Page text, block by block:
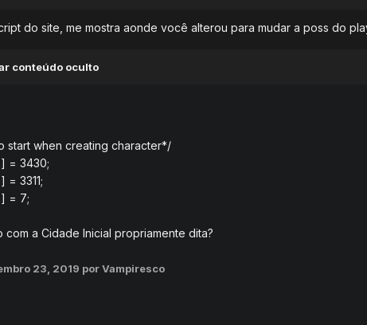
do site, me mostra aonde você alterou para mudar a poss do
conteúdo oculto
start when creating character*/
= 3430;
3311;
= 7;
com a Cidade Inicial propriamente dita?
23, 2019 por Vampiresco